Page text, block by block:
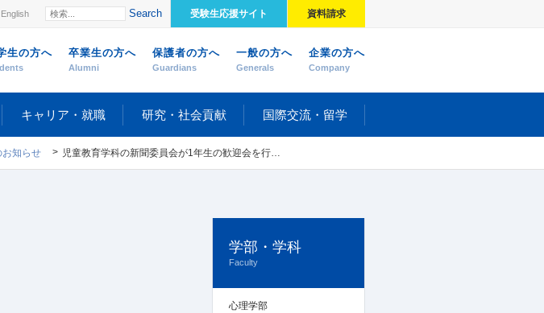
English Search 受験生応援サイト 資料請求
生の方へ 卒業生の方へ
Alumni
保護者の方へ
Guardians
一般の方へ
Generals
企業の方へ
Company
キャリア・就職 研究・社会貢献 国際交流・留学
お知らせ 児童教育学科の新聞委員会が1年生の歓迎会を行いました
学部・学科
Faculty
心理学部